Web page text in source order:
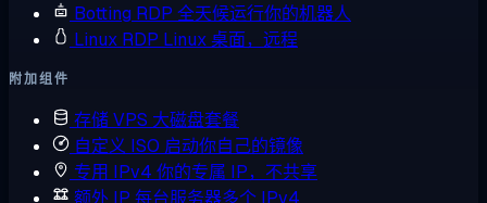
Botting RDP 全天候运行你的机器人
Linux RDP Linux 桌面，远程
附加组件
存储 VPS 大磁盘套餐
自定义 ISO 启动你自己的镜像
专用 IPv4 你的专属 IP，不共享
额外 IP 每台服务器多个 IPv4